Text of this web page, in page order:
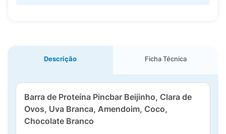
Descrição Ficha Técnica
Barra de Proteína Pincbar Beijinho, Clara de
Ovos, Uva Branca, Amendoim, Coco,
Chocolate Branco